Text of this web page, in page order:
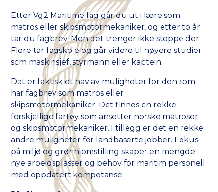
Etter Vg2 Maritime fag går du ut i lære som
matros eller skipsmotormekaniker, og etter to år
tar du fagbrev. Men det trenger ikke stoppe der.
Flere tar fagskole og går videre til høyere studier
som maskinsjef, styrmann eller kaptein.
Det er faktisk et hav av muligheter for den som
har fagbrev som matros eller
skipsmotormekaniker. Det finnes en rekke
forskjellige fartøy som ansetter norske matroser
og skipsmotormekaniker. I tillegg er det en rekke
andre muligheter for landbaserte jobber. Fokus
på miljø og grønn omstilling skaper en mengde
nye arbeidsplasser og behov for maritim personell
med oppdatert kompetanse.